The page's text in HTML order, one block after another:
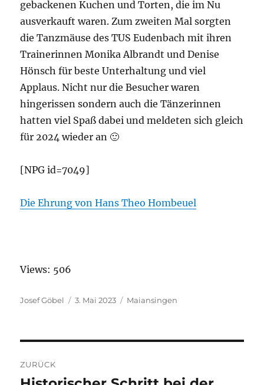
gebackenen Kuchen und Torten, die im Nu
ausverkauft waren. Zum zweiten Mal sorgten
die Tanzmäuse des TUS Eudenbach mit ihren
Trainerinnen Monika Albrandt und Denise
Hönsch für beste Unterhaltung und viel
Applaus. Nicht nur die Besucher waren
hingerissen sondern auch die Tänzerinnen
hatten viel Spaß dabei und meldeten sich gleich
für 2024 wieder an 🙂
[NPG id=7049]
Die Ehrung von Hans Theo Hombeuel
Views: 506
Autor
Josef Göbel
Veröffentlicht
3. Mai 2023 Kategorien
Maiansingen
ZURÜCK